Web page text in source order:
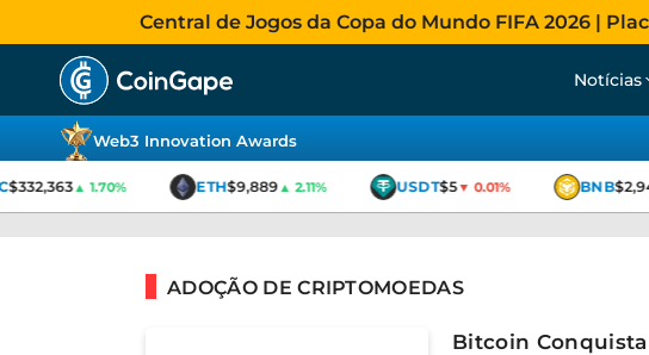
Central de Jogos da Copa do Mundo FIFA 2026 |
Notícias
Web3 Innovation Awards
$332,363▲ 1.70% ETH$9,889▲ 2.11% USDT$5▼ 0.01% BNB
ADOÇÃO DE CRIPTOMOEDAS
Bitcoin